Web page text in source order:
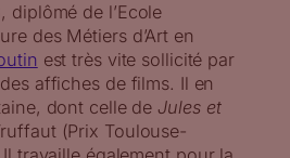
diplômé de l’Ecole
des Métiers d’Art en
est très vite sollicité par
affiches de films. Il en
dont celle de Jules et
(Prix Toulouse-